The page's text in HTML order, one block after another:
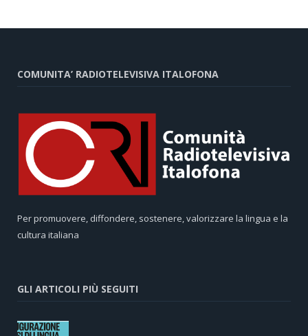
COMUNITA’ RADIOTELEVISIVA ITALOFONA
Per promuovere, diffondere, sostenere, valorizzare la lingua e la
cultura italiana
GLI ARTICOLI PIÙ SEGUITI